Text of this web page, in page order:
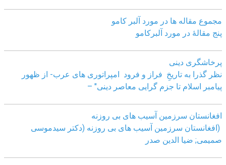
مجموع مقاله ها در مورد آلبر کامو
پنج مقالهٔ در مورد آلبرکامو
پرخاشگری دینی
نظر گذرا به تاریخِ فراز و فرود امپراتوری های عرب- از ظهور
پیامبر اسلام تا جزم گرایی معاصر دینی" –
افغانستان سرزمین آسیب های بی روزنه
(افغانستان سرزمین آسیب های بی روزنه (دکتر سیدموسی
صمیمی; ضیا الدین صدر